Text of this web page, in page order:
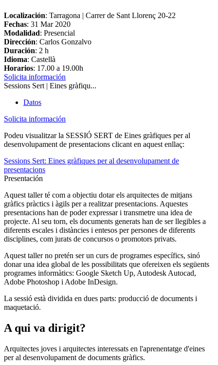
Localización: Tarragona | Carrer de Sant Llorenç 20-22
Fechas: 31 Mar 2020
Modalidad: Presencial
Dirección: Carlos Gonzalvo
Duración: 2 h
Idioma: Castellà
Horarios: 17.00 a 19.00h
Solicita información
Sessions Sert | Eines gràfiqu...
Datos
Solicita información
Podeu visualitzar la SESSIÓ SERT de Eines gràfiques per al
desenvolupament de presentacions clicant en aquest enllaç:
Sessions Sert: Eines gràfiques per al desenvolupament de
presentacions
Presentación
Aquest taller té com a objectiu dotar els arquitectes de mitjans
gràfics pràctics i àgils per a realitzar presentacions. Aquestes
presentacions han de poder expressar i transmetre una idea de
projecte. Al seu torn, els documents generats han de ser llegibles a
diferents escales i distàncies i entesos per persones de diferents
disciplines, com jurats de concursos o promotors privats.
Aquest taller no pretén ser un curs de programes específics, sinó
donar una idea global de les possibilitats que ofereixen els següents
programes informàtics: Google Sketch Up, Autodesk Autocad,
Adobe Photoshop i Adobe InDesign.
La sessió està dividida en dues parts: producció de documents i
maquetació.
A qui va dirigit?
Arquitectes joves i arquitectes interessats en l'aprenentatge d'eines
per al desenvolupament de documents gràfics.